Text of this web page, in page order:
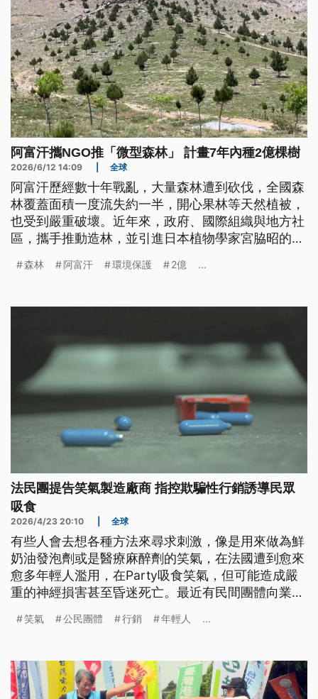
阿富汗攜NGO推「微型森林」 計畫7年內種2億棵樹
2026/6/12 14:09 全球
阿富汗歷經數十年戰亂，大量森林遭到砍伐，全國森
林覆蓋面積一度流失約一半，開心果林等天然植被，
也受到嚴重破壞。近年來，政府、國際組織與地方社
區，攜手推動造林，並引進日本植物學家宮脇昭的微
態。目前已在7個省份，打造500座微型森林，不僅
提升生物多樣性，並增強因應氣候變遷的韌性。
森林 阿富汗 環境保護 2億 ...
法民團提告笑氣製造廠商 指控欺騙性行銷誘導民眾
吸食
2026/4/23 20:10 全球
有些人會去想各種方法來尋求刺激，像是用來做為鮮
奶油發泡劑或是醫療麻醉劑的笑氣，在法國遭到愈來
愈多年輕人濫用，在Party吸食笑氣，但可能造成嚴
重的神經損害甚至昏迷死亡。最近有民間團體向業者
笑氣。
笑氣 公民團體 行銷 年輕人 ...